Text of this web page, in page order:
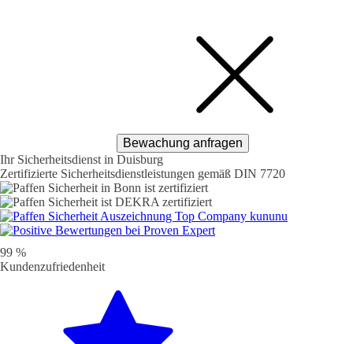
Bewachung anfragen
Ihr Sicherheitsdienst in Duisburg
Zertifizierte Sicherheitsdienstleistungen gemäß DIN 7720
99 %
Kunden­zufriedenheit